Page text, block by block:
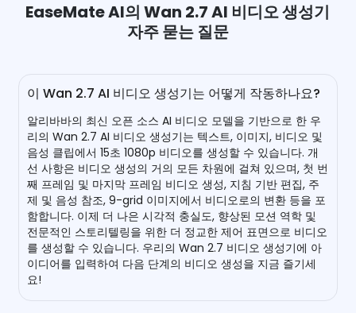
EaseMate AI의 Wan 2.7 AI 비디오 생성기
자주 묻는 질문
이 Wan 2.7 AI 비디오 생성기는 어떻게 작동하나요?
알리바바의 최신 오픈 소스 AI 비디오 모델을 기반으로 한 우
리의 Wan 2.7 AI 비디오 생성기는 텍스트, 이미지, 비디오 및
음성 클립에서 15초 1080p 비디오를 생성할 수 있습니다. 개
선 사항은 비디오 생성의 거의 모든 차원에 걸쳐 있으며, 첫 번
째 프레임 및 마지막 프레임 비디오 생성, 지침 기반 편집, 주
제 및 음성 참조, 9-grid 이미지에서 비디오로의 변환 등을 포
함합니다. 이제 더 나은 시각적 충실도, 향상된 모션 역학 및
전문적인 스토리텔링을 위한 더 정교한 제어 표면으로 비디오
를 생성할 수 있습니다. 우리의 Wan 2.7 비디오 생성기에 아
이디어를 입력하여 다음 단계의 비디오 생성을 지금 즐기세
요!